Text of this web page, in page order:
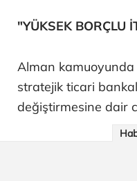
"YÜKSEK BORÇLU
Alman
stratejik ticari
değiştirmesine dair